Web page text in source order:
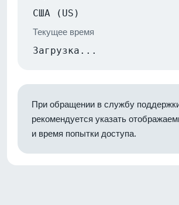
США (US)
Текущее время
Загрузка...
При обращении в службу
рекомендуется указать
и время попытки доступа.